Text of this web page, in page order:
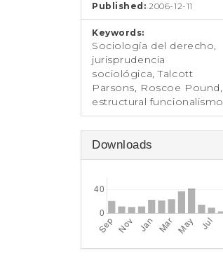
Published:2006-12-11
Keywords:
Sociología del derecho,
jurisprudencia
sociológica, Talcott
Parsons, Roscoe Pound,
estructural funcionalismo
Downloads